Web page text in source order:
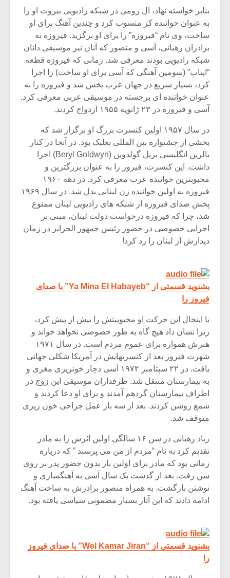
بنابر خواسته نهاد، ال رومی در شبکه رادیویی بیروت او را
به عنوان خواننده کر منسوب کرد و چندین آهنگ برای او
ساخت، وی نام “فیروزه” را برای او برگزید. فیروزه به
برادران رهبانی، آسی و منصور که آنان نیز موسیقی دانان
شبکه رادیویی بودند معرفی شد. زمانی که فیروزه قطعه
“ایتاب” (سومین آهنگی که آسی برای او ساخت) را اجرا
کرد، بسیار سریع در جهان عرب پخش شد و فیروزه را به
عنوان خواننده ای برجسته در موسیقی عربی معرفی کرد.
آسی و فیروزه در ۲۳ ژانویه ۱۹۵۵ ازدواج کردند.
در سال ۱۹۵۷ اولین کنسرت بزرگ او برگزار شد که
بخشی از جشنواره بین المللی بعلبک بود. در آنجا در کنار
بالرین انگلیسی بریل گولدوین (Beryl Goldwyn) اجرا
داشت. این کنسرت، فیروز را به عنوان بزرگترین و
محبوبترین خواننده عرب معرفی کرد. در دهه ۱۹۶۰
فیروزه به اولین خواننده زن لبنانی بدل شد. در سال ۱۹۶۹
پخش صدای فیروزه از شبکه های رادیویی لبنان ممنوع
شد، چرا که فیروزه درخواست دولت لبنان، مبنی بر
اجرایی خصوصی در حضور رئیس جمهور الجزایر در زمان
دیدارش از لبنان را رد کرد!
بشنوید قسمتی از “Ya Mina El Habayeb” با صدای
فیروز را
با اینحال این حرکت او محبوبیتش را بیش از پیش کرد،
زیرا نشان داد هیچ گاه به طور خصوصی نخواهد خواند و
هنرش همواره برای عموم مردم است. در سال ۱۹۷۱
شهرت فیروز بعد از کنسرتهایش در آمریکا شکلی جهانی
یافت. در ۲۲ سپتامبر ۱۹۷۲ آسی دچار خونریزی مغزی و
به بیمارستان منتقل شد. طرفداران موسیقی این زوج در
اطراف بیمارستان گردهم آمدند و برای او دعا کردند و
شمع روشن کردند. بعد از سه بار عمل جراحی خون ریزی
متوقف شد.
زیاد رهبانی در سن ۱۶ سالگی اولین اثرش را به مادر
تقدیم کرد به نام “مردم از من می پرسند ” که درباره
زمانی بود که مادر برای اولین بار بدون حضور پدر بر روی
سن رفت. بعد از گذشت یک سال آسی به آهنگسازی و
نوشتن بازگشت. به همراه منصور برادرش به ساخت آهنگ
ادامه دادند که این آثار بسیار مضمونی سیاسی یافته بود.
بشنوید قسمتی از “Wel Kamar Jiran” با صدای فیروز
را